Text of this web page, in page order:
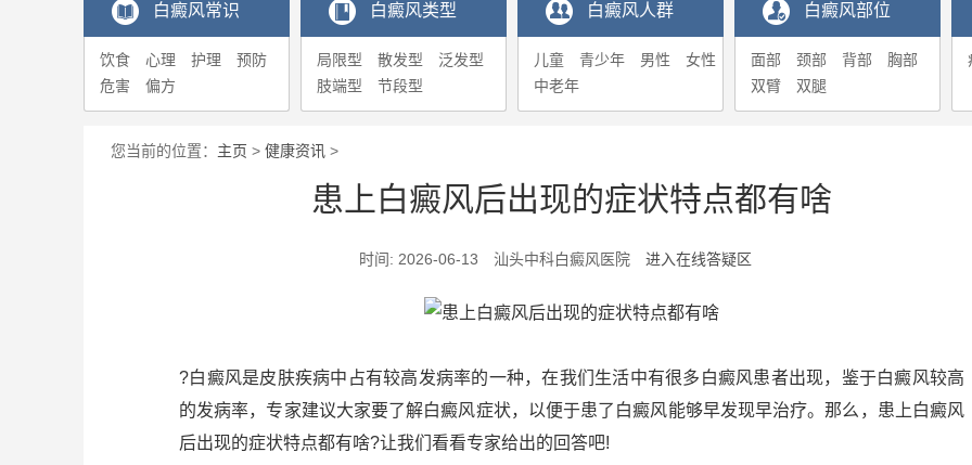
白癜风常识
饮食 心理 护理
预防
危害
偏方
白癜风类型
局限型 散发型
泛发型
肢端型
节段型
白癜风人群
儿童 青少年 男性
女性
中老年
白癜风部位
面部 颈部 背部
胸部
双臂
双腿
您当前的位置： 主页 > 健康资讯 >
患上白癜风后出现的症状特点都有啥
时间: 2026-06-13 汕头中科白癜风医院 进入在线答疑区
?白癜风是皮肤疾病中占有较高发病率的一种，在我们生活中有很多白癜风患者出现，鉴于白癜风较高
的发病率，专家建议大家要了解白癜风症状，以便于患了白癜风能够早发现早治疗。那么，患上白癜风
后出现的症状特点都有啥?让我们看看专家给出的回答吧!